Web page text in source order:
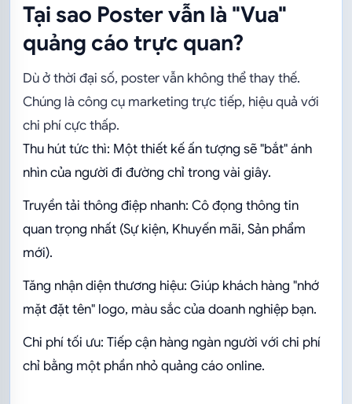
Tại sao Poster vẫn là "Vua"
quảng cáo trực quan?
Dù ở thời đại số, poster vẫn không thể thay thế.
Chúng là công cụ marketing trực tiếp, hiệu quả với
chi phí cực thấp.
Thu hút tức thì: Một thiết kế ấn tượng sẽ "bắt" ánh
nhìn của người đi đường chỉ trong vài giây.
Truyền tải thông điệp nhanh: Cô đọng thông tin
quan trọng nhất (Sự kiện, Khuyến mãi, Sản phẩm
mới).
Tăng nhận diện thương hiệu: Giúp khách hàng "nhớ
mặt đặt tên" logo, màu sắc của doanh nghiệp bạn.
Chi phí tối ưu: Tiếp cận hàng ngàn người với chi phí
chỉ bằng một phần nhỏ quảng cáo online.